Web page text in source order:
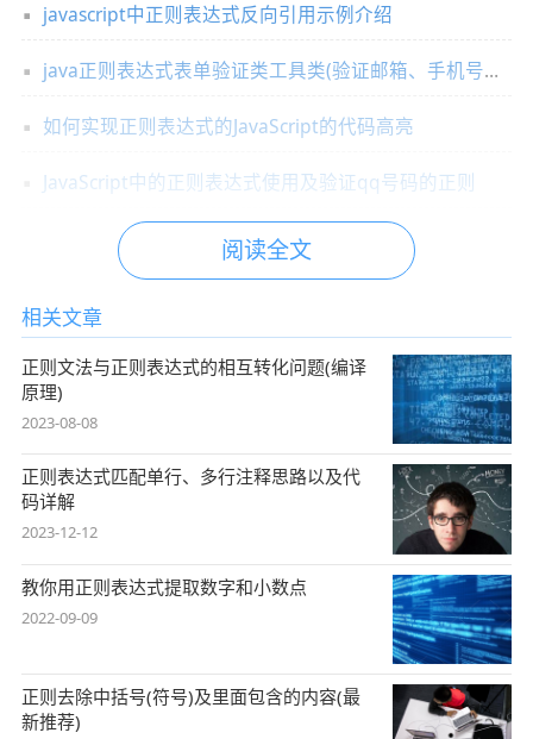
javascript中正则表达式反向引用示例介绍
java正则表达式表单验证类工具类(验证邮箱、手机号码、qq号码等)
如何实现正则表达式的JavaScript的代码高亮
JavaScript中的正则表达式使用及验证qq号码的正则
阅读全文
相关文章
正则文法与正则表达式的相互转化问题(编译
原理)
2023-08-08
正则表达式匹配单行、多行注释思路以及代
码详解
2023-12-12
教你用正则表达式提取数字和小数点
2022-09-09
正则去除中括号(符号)及里面包含的内容(最
新推荐)